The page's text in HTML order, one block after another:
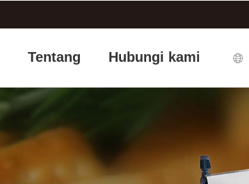
Tentang Hubungi kami